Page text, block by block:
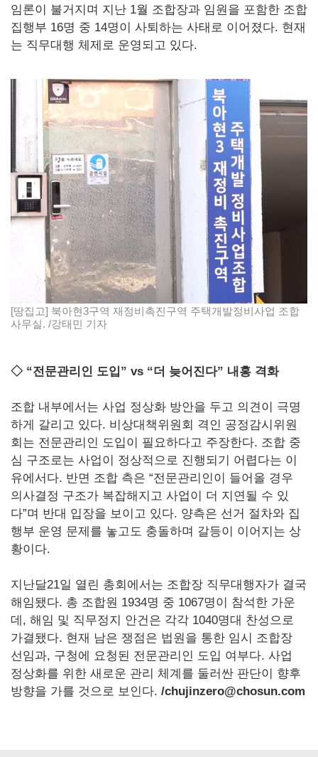
임론이 불거지며 지난 1월 조합장과 임원을 포함한 조합
집행부 16명 중 14명이 사퇴하는 사태로 이어졌다. 현재
는 직무대행 체제로 운영되고 있다.
[땅집고] 북아현3구역 재정비촉진구역 주택개발정비사업 조합
사무실. /강태민 기자
◇ “전문관리인 도입” vs “더 늦어진다” 내홍 격화
조합 내부에서는 사업 정상화 방안을 두고 의견이 극명
하게 갈리고 있다. 비상대책위원회 격인 공정감시위원
회는 전문관리인 도입이 필요하다고 주장한다. 조합 중
심 구조로는 사업이 정상적으로 진행되기 어렵다는 이
유에서다. 반면 조합 측은 “전문관리인이 들어올 경우
의사결정 구조가 복잡해지고 사업이 더 지연될 수 있
다”며 반대 입장을 보이고 있다. 양측은 선거 절차와 집
행부 운영 문제를 놓고도 충돌하며 갈등이 이어지는 상
황이다.
지난달21일 열린 총회에서는 조합장 직무대행자가 결국
해임됐다. 총 조합원 1934명 중 1067명이 참석한 가운
데, 해임 및 직무정지 안건은 각각 1040명대 찬성으로
가결됐다. 현재 남은 쟁점은 법원을 통한 임시 조합장
선임과, 구청에 요청된 전문관리인 도입 여부다. 사업
정상화를 위한 새로운 관리 체계를 둘러싼 판단이 향후
방향을 가를 것으로 보인다. /chujinzero@chosun.com